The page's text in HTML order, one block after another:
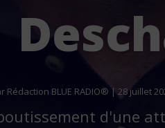
Rédaction BLUE RADIO® | 28 juillet
d'une